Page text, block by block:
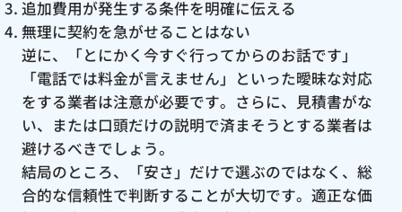
追加費用が発生する条件を明確に伝える
無理に契約を急がせることはない
逆に、「とにかく今すぐ行ってからのお話です」
「電話では料金が言えません」といった曖昧な対応
をする業者は注意が必要です。さらに、見積書がな
い、または口頭だけの説明で済まそうとする業者は
避けるべきでしょう。
結局のところ、「安さ」だけで選ぶのではなく、総
合的な信頼性で判断することが大切です。適正な価